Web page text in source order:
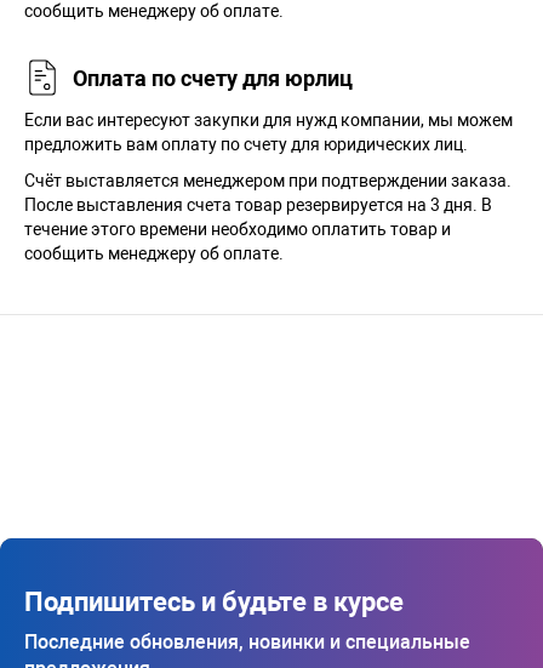
сообщить менеджеру об оплате.
Оплата по счету для юрлиц
Если вас интересуют закупки для нужд компании, мы можем
предложить вам оплату по счету для юридических лиц.
Счёт выставляется менеджером при подтверждении заказа.
После выставления счета товар резервируется на 3 дня. В
течение этого времени необходимо оплатить товар и
сообщить менеджеру об оплате.
Подпишитесь и будьте в курсе
Последние обновления, новинки и специальные